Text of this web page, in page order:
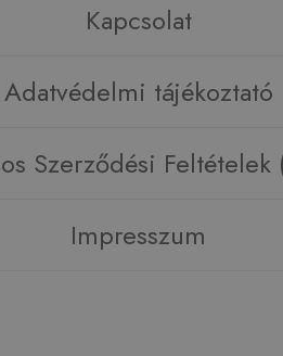
Kapcsolat
Adatvédelmi tájékoztató
Szerződési Feltételek
Impresszum